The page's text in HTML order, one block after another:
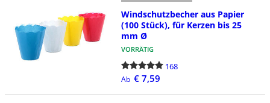
Windschutzbecher aus Papier
(100 Stück), für Kerzen bis 25
mm Ø
VORRÄTIG
168
Ab € 7,59